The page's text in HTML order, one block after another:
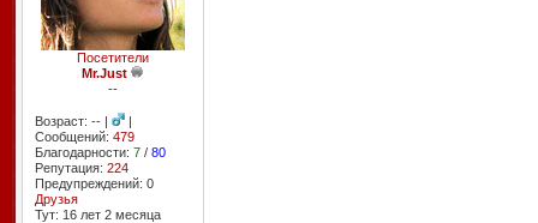
Посетители
Mr.Just
--
Возраст: -- |
|
Сообщений: 479
Благодарности: 7/ 80
Репутация: 224
Предупреждений: 0
Друзья
Тут: 16 лет 2 месяцa